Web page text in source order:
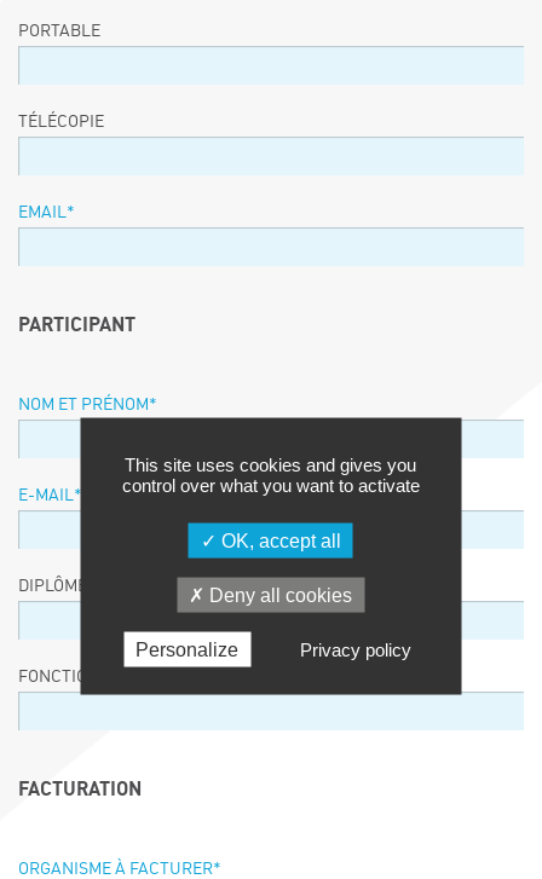
PORTABLE
TÉLÉCOPIE
EMAIL *
PARTICIPANT
NOM ET PRÉNOM *
E-MAIL *
DIPLÔME / EQUIVALENCE / NIVEAU
FONCTION
FACTURATION
ORGANISME À FACTURER*
This site uses cookies and gives you
control over what you want to activate
OK, accept all
Deny all cookies
Personalize Privacy policy